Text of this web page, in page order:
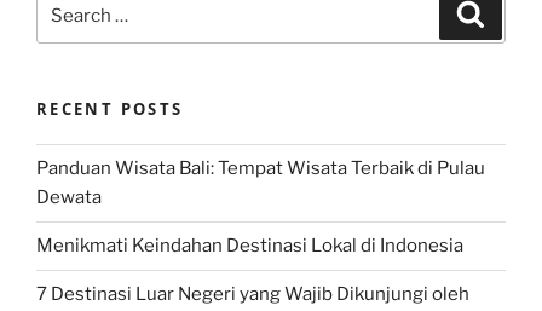
for:
RECENT POSTS
Panduan Wisata Bali: Tempat Wisata Terbaik di Pulau
Dewata
Menikmati Keindahan Destinasi Lokal di Indonesia
7 Destinasi Luar Negeri yang Wajib Dikunjungi oleh